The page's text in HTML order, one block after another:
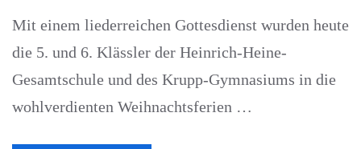
Mit einem liederreichen Gottesdienst wurden heute
die 5. und 6. Klässler der Heinrich-Heine-
Gesamtschule und des Krupp-Gymnasiums in die
wohlverdienten Weihnachtsferien …